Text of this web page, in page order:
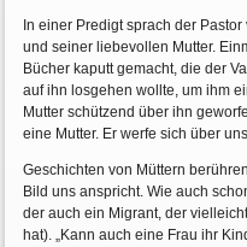
In einer Predigt sprach der
und seiner liebevollen Mutter.
Bücher kaputt gemacht, die der
auf ihn losgehen wollte, um ihm
Mutter schützend über ihn
eine Mutter. Er werfe sich über
Geschichten von Müttern
Bild uns anspricht. Wie auch
der auch ein Migrant, der
hat). „Kann auch eine Frau ihr